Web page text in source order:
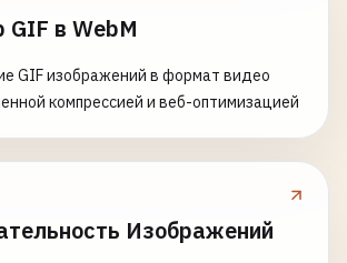
GIF в WebM
GIF изображений в формат видео
компрессией и веб-оптимизацией
Изображений